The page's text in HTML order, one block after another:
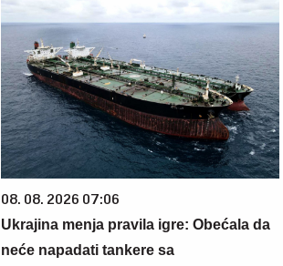
08. 08. 2026 07:06
Ukrajina menja pravila igre: Obećala da
neće napadati tankere sa